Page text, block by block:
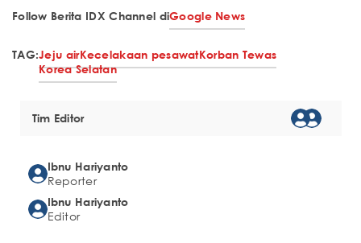
Follow Berita IDX Channel diGoogle News
TAG:Jeju airKecelakaan pesawatKorban Tewas
Korea Selatan
Tim Editor
Ibnu Hariyanto
Reporter
Ibnu Hariyanto
Editor